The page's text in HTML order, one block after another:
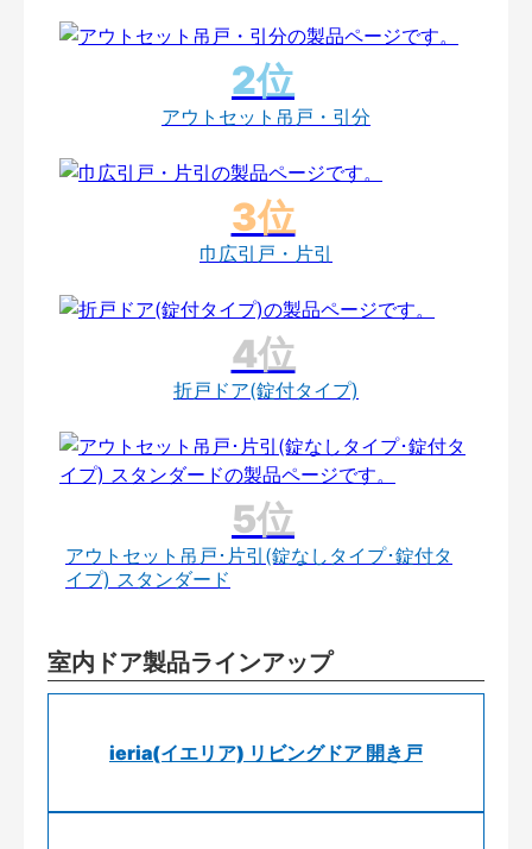
アウトセット吊戸・引分
巾広引戸・片引
折戸ドア(錠付タイプ)
アウトセット吊戸･片引(錠なしタイプ･錠付タ
イプ) スタンダード
室内ドア製品ラインアップ
ieria(イエリア) リビングドア 開き戸